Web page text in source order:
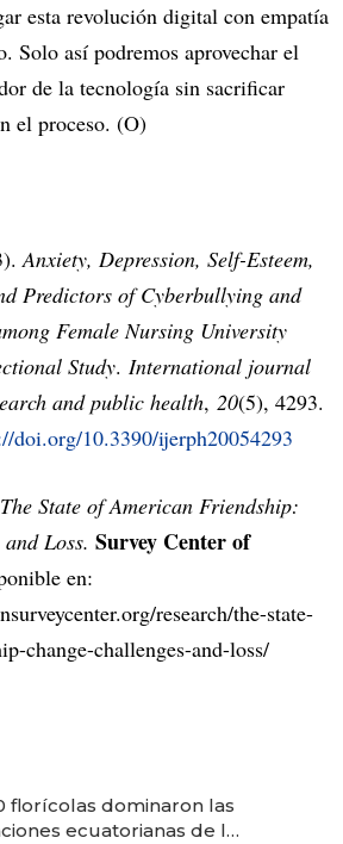
esta revolución digital con empatía
Solo así podremos aprovechar el
de la tecnología sin sacrificar
el proceso. (O)
Anxiety, Depression, Self-Esteem,
Predictors of Cyberbullying and
Female Nursing University
Study. International journal
and public health, 20(5), 4293.
doi.org/10.3390/ijerph20054293
State of American Friendship:
Loss. Survey Center of
en:
research/the-state-
change-challenges-and-loss/
florícolas dominaron las
ecuatorianas de la